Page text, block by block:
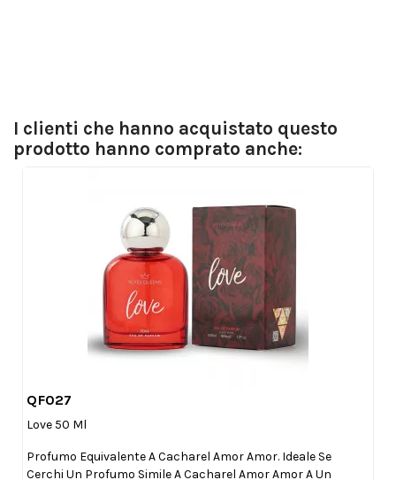
I clienti che hanno acquistato questo
prodotto hanno comprato anche:
QF027
Love 50 Ml
Profumo Equivalente A Cacharel Amor Amor. Ideale Se
Cerchi Un Profumo Simile A Cacharel Amor Amor A Un